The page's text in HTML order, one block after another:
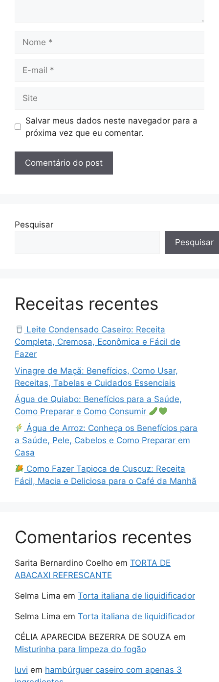
mail
Salvar meus dados neste navegador para a
próxima vez que eu comentar.
Pesquisar
Pesquisar
Receitas recentes
Leite Condensado Caseiro: Receita
Completa, Cremosa, Econômica e Fácil de
Fazer
Vinagre de Maçã: Benefícios, Como Usar,
Receitas, Tabelas e Cuidados Essenciais
Água de Quiabo: Benefícios para a Saúde,
Como Preparar e Como Consumir
Água de Arroz: Conheça os Benefícios para
a Saúde, Pele, Cabelos e Como Preparar em
Casa
Como Fazer Tapioca de Cuscuz: Receita
Fácil, Macia e Deliciosa para o Café da Manhã
Comentarios recentes
Sarita Bernardino Coelho em TORTA DE
ABACAXI REFRESCANTE
Selma Lima em Torta italiana de liquidificador
Selma Lima em Torta italiana de liquidificador
CÉLIA APARECIDA BEZERRA DE SOUZA em
Misturinha para limpeza do fogão
luvi em hambúrguer caseiro com apenas 3